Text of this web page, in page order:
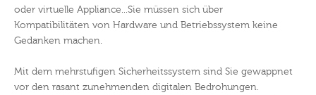
oder virtuelle Appliance...Sie müssen sich über
Kompatibilitäten von Hardware und Betriebssystem keine
Gedanken machen.
Mit dem mehrstufigen Sicherheitssystem sind Sie gewappnet
vor den rasant zunehmenden digitalen Bedrohungen.